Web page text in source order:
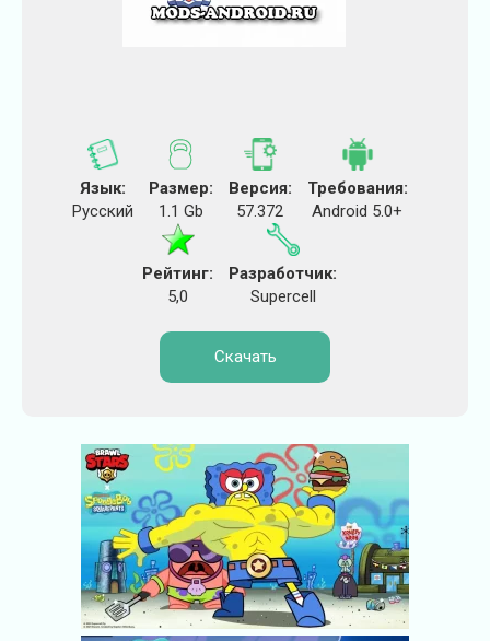
Язык:
Русский
Размер:
1.1 Gb
Версия:
57.372
Требования:
Android 5.0+
Рейтинг:
5,0
Разработчик:
Supercell
Скачать